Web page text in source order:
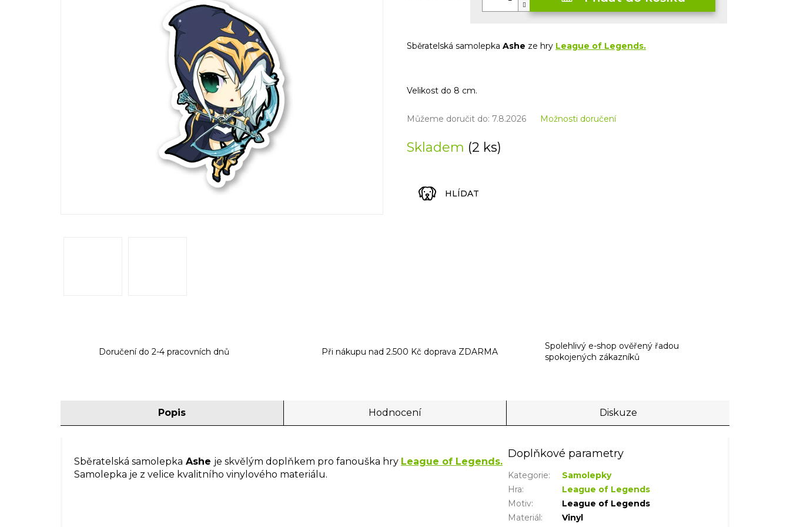
Skladem (2 ks)
Můžeme doručit do: 7.8.2026 Možnosti doručení
Sběratelská samolepka Ashe ze hry League of Legends.
Velikost do 8 cm.
HLÍDAT
Doručení do 2-4 pracovních dnů Při nákupu nad 2.500 Kč doprava ZDARMA
Spolehlivý e-shop ověřený řadou
spokojených zákazníků
Popis Hodnocení Diskuze
Sběratelská samolepka Ashe je skvělým doplňkem pro fanouška hry League of Legends.
Samolepka je z velice kvalitního vinylového materiálu.
Doplňkové parametry
Kategorie:
Samolepky
Hra:
League of Legends
Motiv:
League of Legends
Materiál: Vinyl